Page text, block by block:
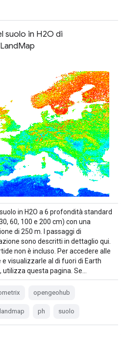
suolo in H2O di
in H2O a 6 profondità standard
60, 100 e 200 cm) con una
di 250 m. I passaggi di
sono descritti in dettaglio qui.
non è incluso. Per accedere alle
e visualizzarle al di fuori di Earth
utilizza questa pagina. Se…
opengeohub
ph suolo